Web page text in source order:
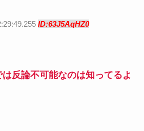
ID:63J5AqHZ0
反論不可能なのは知ってるよ